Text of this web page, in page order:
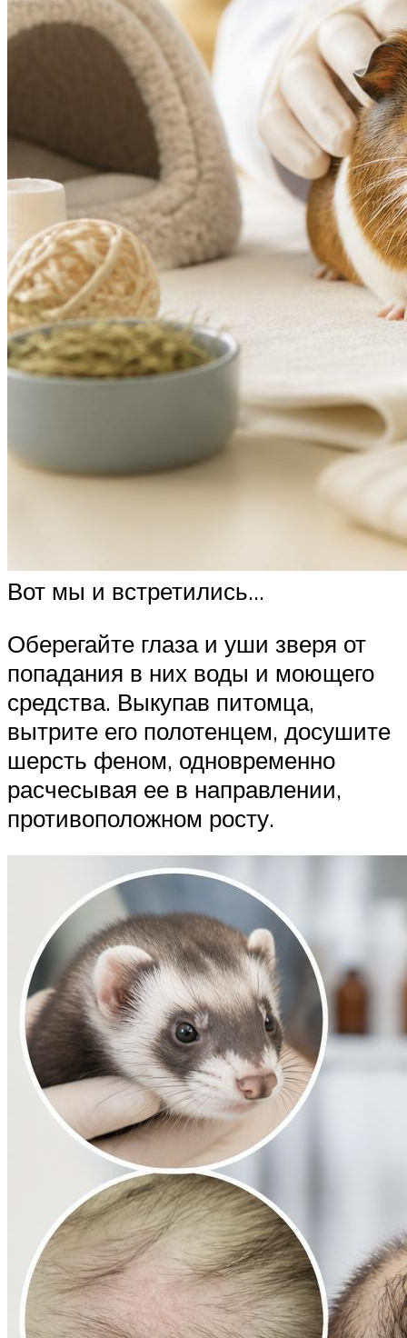
Вот мы и встретились…
Оберегайте глаза и уши зверя от
попадания в них воды и моющего
средства. Выкупав питомца,
вытрите его полотенцем, досушите
шерсть феном, одновременно
расчесывая ее в направлении,
противоположном росту.